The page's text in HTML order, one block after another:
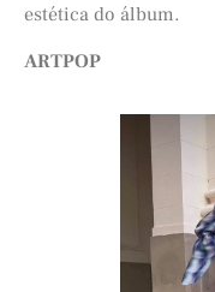
estética do álbum.
ARTPOP